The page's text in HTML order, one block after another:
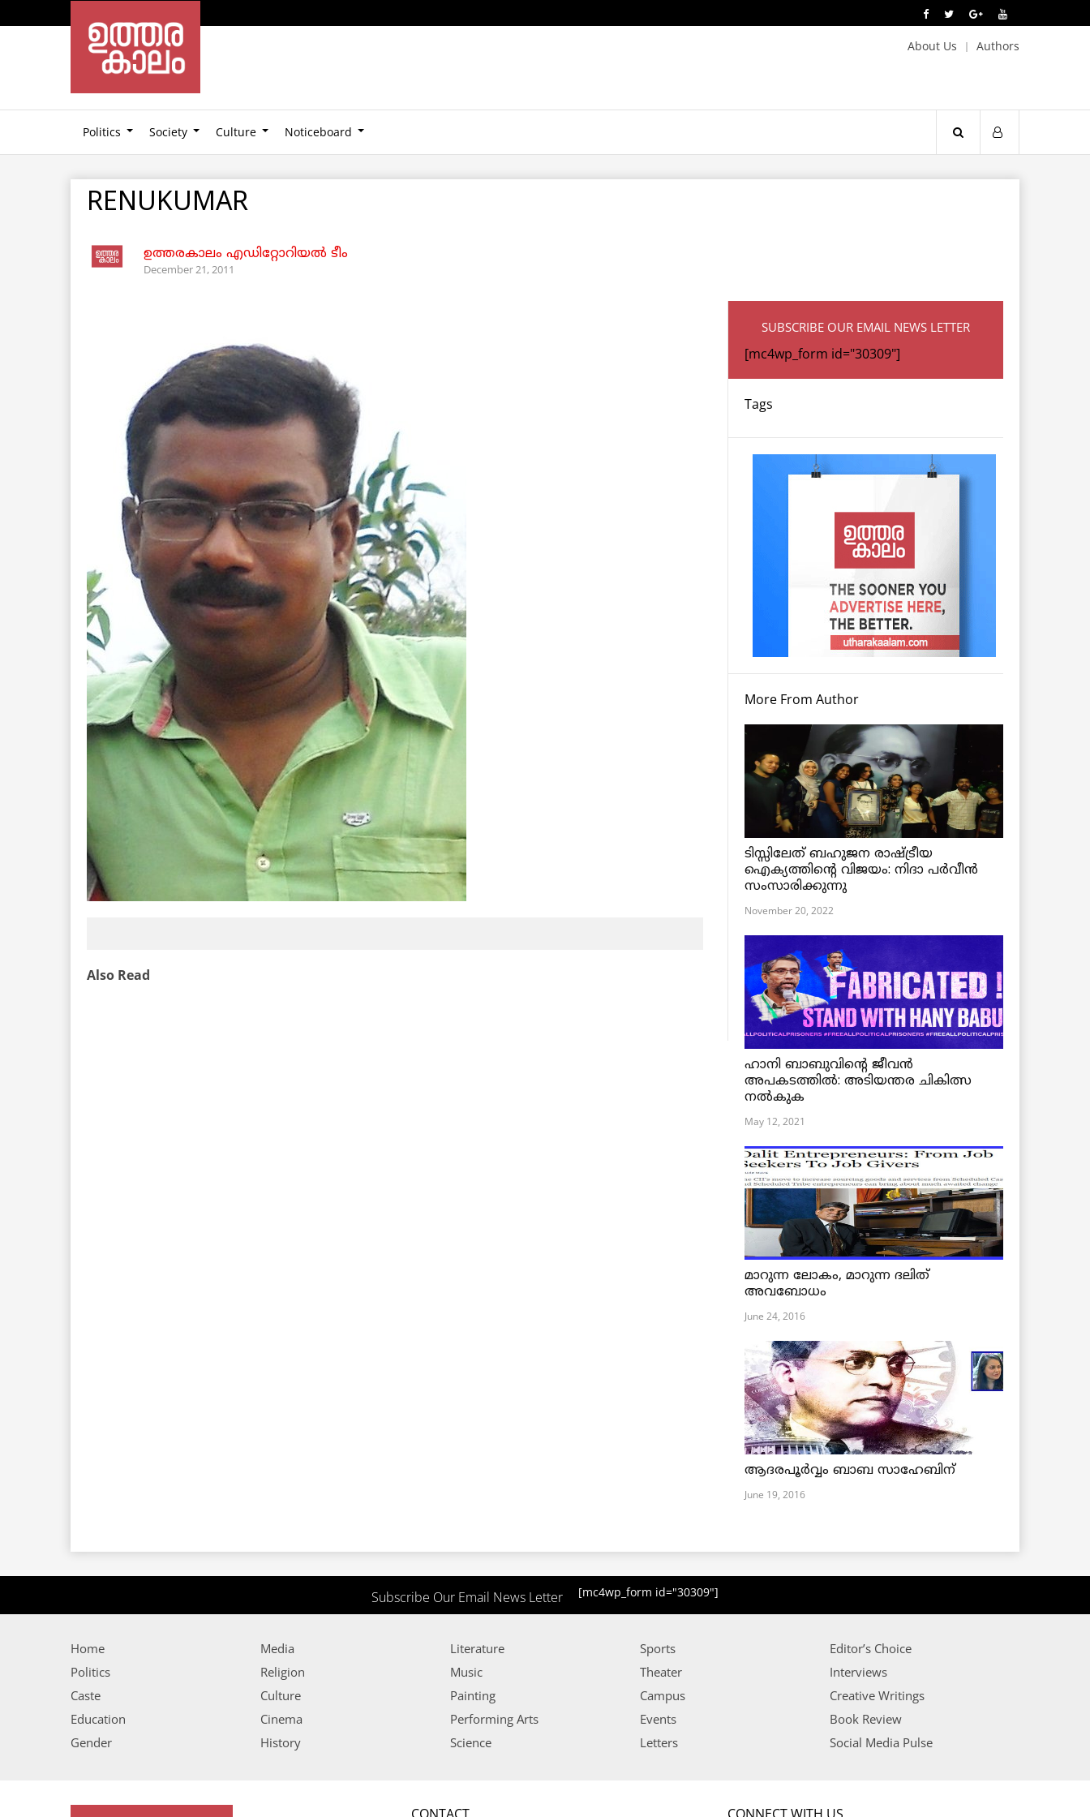
About Us Authors
Politics Society Culture Noticeboard
RENUKUMAR
ഉത്തരകാലം എഡിറ്റോറിയല്‍ ടീം
December 21, 2011
Also Read
SUBSCRIBE OUR EMAIL NEWS LETTER
[mc4wp_form id="30309"]
Tags
More From Author
ടിസ്സിലേത് ബഹുജന രാഷ്ട്രീയ
ഐക്യത്തിന്റെ വിജയം: നിദാ പർവീൻ
സംസാരിക്കുന്നു
November 20, 2022
ഹാനി ബാബുവിന്റെ ജീവൻ
അപകടത്തിൽ: അടിയന്തര ചികിത്സ
നൽകുക
May 12, 2021
മാറുന്ന ലോകം, മാറുന്ന ദലിത്
അവബോധം
June 24, 2016
ആദരപൂര്‍വ്വം ബാബ സാഹേബിന്
June 19, 2016
Subscribe Our Email News Letter [mc4wp_form id="30309"]
Home
Politics
Caste
Education
Gender
Media
Religion
Culture
Cinema
History
Literature
Music
Painting
Performing Arts
Science
Sports
Theater
Campus
Events
Letters
Editor’s Choice
Interviews
Creative Writings
Book Review
Social Media Pulse